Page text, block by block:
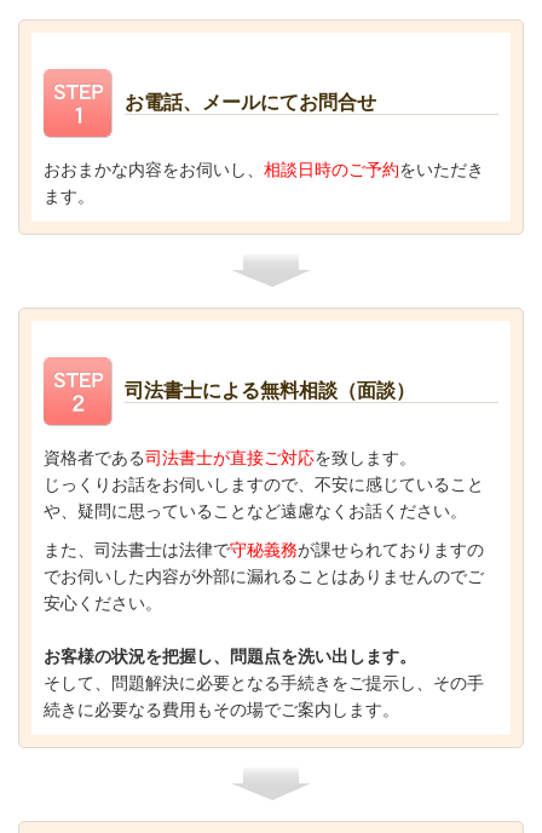
お電話、メールにてお問合せ
おおまかな内容をお伺いし、 相談日時のご予約をいただき
ます。
司法書士による無料相談（面談）
資格者である司法書士が直接ご対応を致します。
じっくりお話をお伺いしますので、不安に感じていること
や、疑問に思っていることなど遠慮なくお話ください。
また、司法書士は法律で守秘義務が課せられておりますの
でお伺いした内容が外部に漏れることはありませんのでご
安心ください。
お客様の状況を把握し、問題点を洗い出します。
そして、問題解決に必要となる手続きをご提示し、その手
続きに必要なる費用もその場でご案内します。